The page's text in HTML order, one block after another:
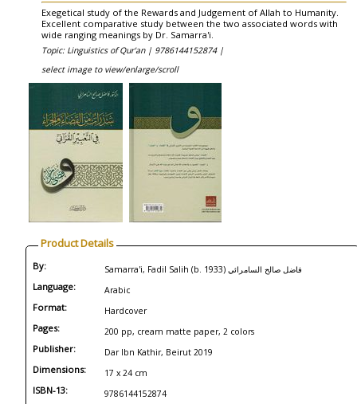
Exegetical study of the Rewards and Judgement of Allah to Humanity.
Excellent comparative study between the two associated words with
wide ranging meanings by Dr. Samarra'i.
Topic: Linguistics of Qur'an | 9786144152874 |
select image to view/enlarge/scroll
Product Details
By: Samarra'i, Fadil Salih (b. 1933) فاضل صالح السامرائي
Language: Arabic
Format: Hardcover
Pages: 200 pp, cream matte paper, 2 colors
Publisher: Dar Ibn Kathir, Beirut 2019
Dimensions: 17 x 24 cm
ISBN-13: 9786144152874